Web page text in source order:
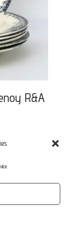
R&A